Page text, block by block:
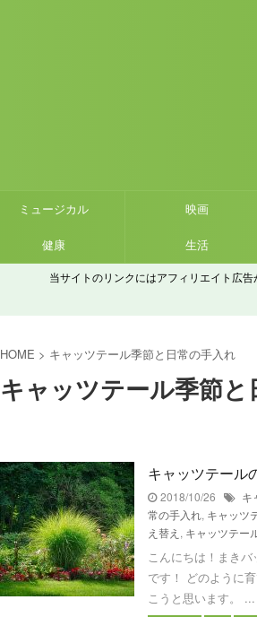
ミュージカル 映画
健康 生活
当サイトのリンクにはアフィリエイト広
HOME > キャッツテール季節と日常の手入れ
キャッツテール季節と
キャッツテー
2018/10/26 キ
常の手入れ, キャッツ
え替え , キャッツテー
こんにちは！まき
です！ どのように
こうと思います。 ...